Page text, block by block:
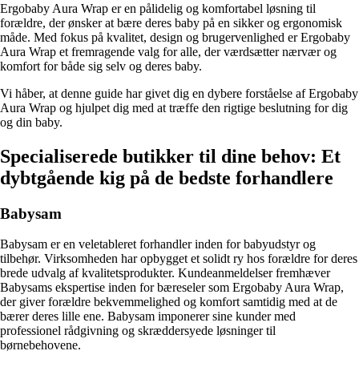
Ergobaby Aura Wrap er en pålidelig og komfortabel løsning til
forældre, der ønsker at bære deres baby på en sikker og ergonomisk
måde. Med fokus på kvalitet, design og brugervenlighed er Ergobaby
Aura Wrap et fremragende valg for alle, der værdsætter nærvær og
komfort for både sig selv og deres baby.
Vi håber, at denne guide har givet dig en dybere forståelse af Ergobaby
Aura Wrap og hjulpet dig med at træffe den rigtige beslutning for dig
og din baby.
Specialiserede butikker til dine behov: Et
dybtgående kig på de bedste forhandlere
Babysam
Babysam er en veletableret forhandler inden for babyudstyr og
tilbehør. Virksomheden har opbygget et solidt ry hos forældre for deres
brede udvalg af kvalitetsprodukter. Kundeanmeldelser fremhæver
Babysams ekspertise inden for bæreseler som Ergobaby Aura Wrap,
der giver forældre bekvemmelighed og komfort samtidig med at de
bærer deres lille ene. Babysam imponerer sine kunder med
professionel rådgivning og skræddersyede løsninger til
børnebehovene.